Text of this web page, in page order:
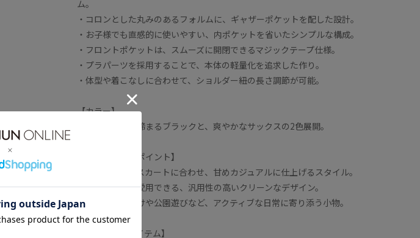
ム。
・コロンとした丸みのあるフォルムに、ギャザーポケットを配した設計。
・お子様でも直感的に使いやすい、内ポケットを省いたシンプルな構成。
・フロントポケットは、スムーズに開閉できるマジックテープ仕様。
・プラパーツを採用することで、本体の軽量化を追求した作り。
・体型や着こなしに合わせて、ショルダー紐の長さ調節が可能。
【カラー】
・シックに引き締まるブラックと、爽やかなサックスの2色展開。
【スタイリングポイント】
・ワンピースやスカートに合わせ、甘めカジュアルに仕上げるスタイル。
・性別を問わず愛用できる、汎用性の高いクリーンなデザイン。
・身軽なお出かけや公園遊びなど、アクティブな日常に寄り添う小物。
【同シリーズアイテム】